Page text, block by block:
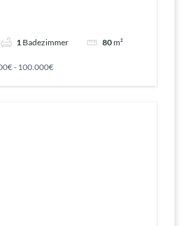
1 Badezimmer 80m²
- 100.000€